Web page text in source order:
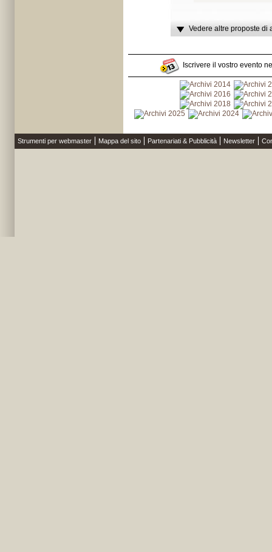
Vedere altre proposte di
Iscrivere il vostro evento
Strumenti per webmaster Mappa del sito Partenariati & Pubblicità Newsletter